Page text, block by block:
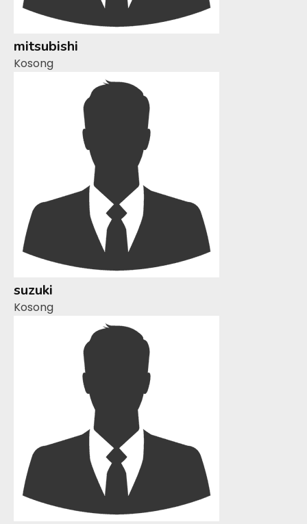
mitsubishi
Kosong
suzuki
Kosong